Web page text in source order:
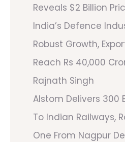
Reveals $2 Billion
India’s Defence
Robust Growth,
Reach Rs 40,000
Rajnath Singh
Alstom Delivers 300
To Indian Railways,
One From Nagpur